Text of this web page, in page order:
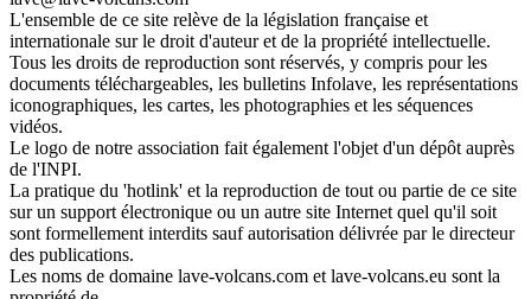
L'ensemble de ce site relève de la législation française et
internationale sur le droit d'auteur et de la propriété intellectuelle.
Tous les droits de reproduction sont réservés, y compris pour les
documents téléchargeables, les bulletins Infolave, les représentations
iconographiques, les cartes, les photographies et les séquences
vidéos.
Le logo de notre association fait également l'objet d'un dépôt auprès
de l'INPI.
La pratique du 'hotlink' et la reproduction de tout ou partie de ce site
sur un support électronique ou un autre site Internet quel qu'il soit
sont formellement interdits sauf autorisation délivrée par le directeur
des publications.
Les noms de domaine lave-volcans.com et lave-volcans.eu sont la